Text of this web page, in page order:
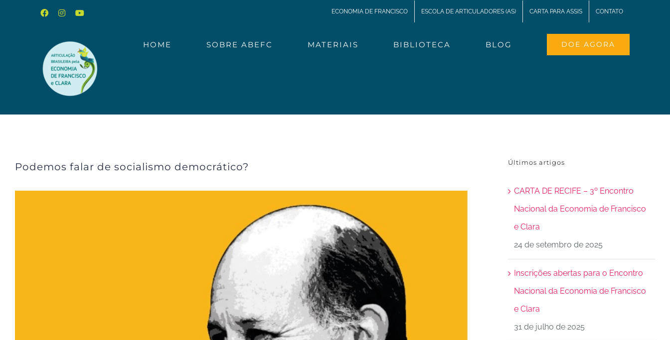
FacebookInstagramYouTube ECONOMIA DE FRANCISCO ESCOLA DE ARTICULADORES (AS) CARTA PARA ASSIS CONTATO
HOME SOBRE ABEFC MATERIAIS BIBLIOTECA BLOG DOE AGORA
Podemos falar de socialismo democrático? Últimos artigos
CARTA DE RECIFE – 3º Encontro
Nacional da Economia de Francisco
e Clara
24 de setembro de 2025
Inscrições abertas para o Encontro
Nacional da Economia de Francisco
e Clara
31 de julho de 2025